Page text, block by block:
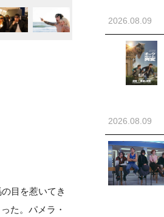
目を惹いてき
た。パメラ・
2026.08.09
2026.08.09